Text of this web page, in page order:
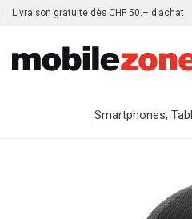
Livraison gratuite dès CHF 50.– d’achat
Smartphones,